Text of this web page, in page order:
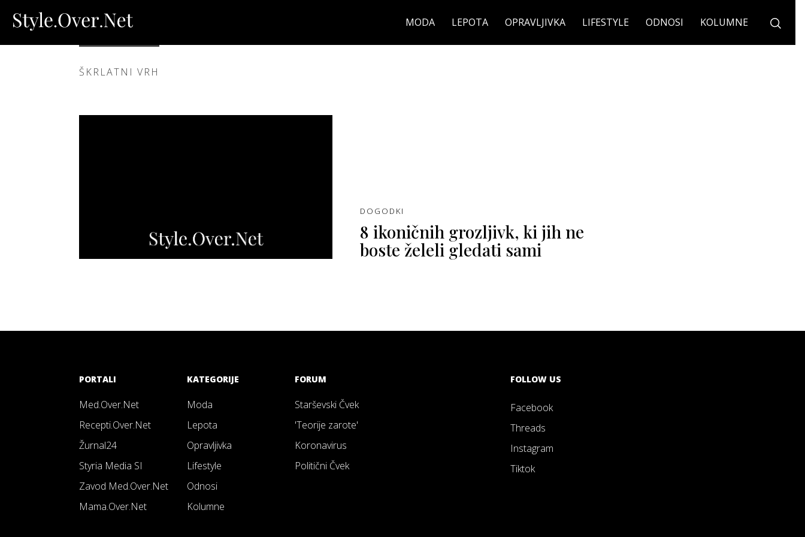
MODA LEPOTA OPRAVLJIVKA LIFESTYLE ODNOSI KOLUMNE
ŠKRLATNI VRH
DOGODKI
8 ikoničnih grozljivk, ki jih ne
boste želeli gledati sami
PORTALI
Med.Over.Net
Recepti.Over.Net
Žurnal24
Styria Media SI
Zavod Med.Over.Net
Mama.Over.Net
KATEGORIJE
Moda
Lepota
Opravljivka
Lifestyle
Odnosi
Kolumne
FORUM
Starševski Čvek
'Teorije zarote'
Koronavirus
Politični Čvek
FOLLOW US
Facebook
Threads
Instagram
Tiktok